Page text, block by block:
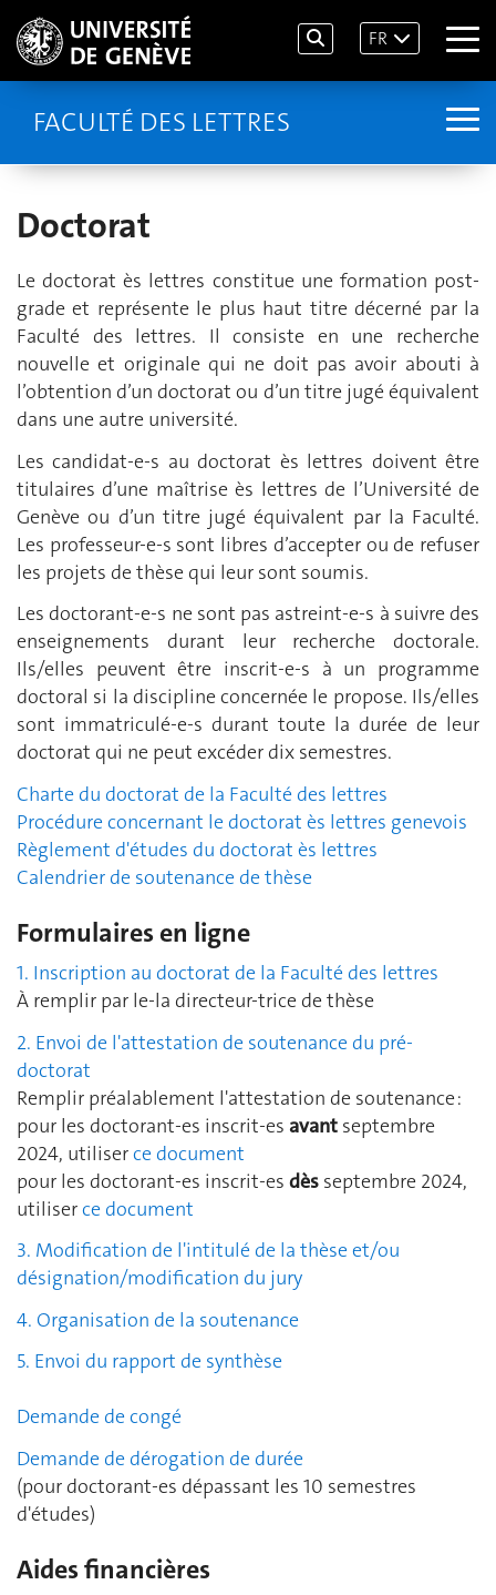
FR
FACULTÉ DES LETTRES
Doctorat
Le doctorat ès lettres constitue une formation post-
grade et représente le plus haut titre décerné par la
Faculté des lettres. Il consiste en une recherche
nouvelle et originale qui ne doit pas avoir abouti à
l’obtention d’un doctorat ou d’un titre jugé équivalent
dans une autre université.
Les candidat-e-s au doctorat ès lettres doivent être
titulaires d’une maîtrise ès lettres de l’Université de
Genève ou d’un titre jugé équivalent par la Faculté.
Les professeur-e-s sont libres d’accepter ou de refuser
les projets de thèse qui leur sont soumis.
Les doctorant-e-s ne sont pas astreint-e-s à suivre des
enseignements durant leur recherche doctorale.
Ils/elles peuvent être inscrit-e-s à un programme
doctoral si la discipline concernée le propose. Ils/elles
sont immatriculé-e-s durant toute la durée de leur
doctorat qui ne peut excéder dix semestres.
Charte du doctorat de la Faculté des lettres
Procédure concernant le doctorat ès lettres genevois
Règlement d'études du doctorat ès lettres
Calendrier de soutenance de thèse
Formulaires en ligne
1. Inscription au doctorat de la Faculté des lettres
À remplir par le-la directeur-trice de thèse
2. Envoi de l'attestation de soutenance du pré-
doctorat
Remplir préalablement l'attestation de soutenance :
pour les doctorant-es inscrit-es avant septembre
2024, utiliserce document
pour les doctorant-es inscrit-es dès septembre 2024,
utiliserce document
3. Modification de l'intitulé de la thèse et/ou
désignation/modification du jury
4. Organisation de la soutenance
5. Envoi du rapport de synthèse
Demande de congé
Demande de dérogation de durée
(pour doctorant-es dépassant les 10 semestres
d'études)
Aides financières